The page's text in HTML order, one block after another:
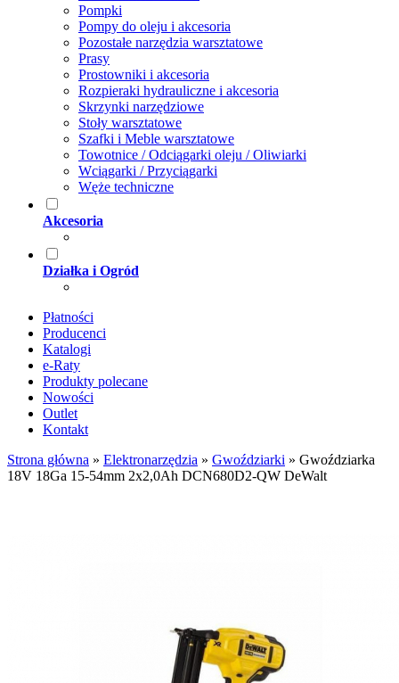
Pompki
Pompy do oleju i akcesoria
Pozostałe narzędzia warsztatowe
Prasy
Prostowniki i akcesoria
Rozpieraki hydrauliczne i akcesoria
Skrzynki narzędziowe
Stoły warsztatowe
Szafki i Meble warsztatowe
Towotnice / Odciągarki oleju / Oliwiarki
Wciągarki / Przyciągarki
Węże techniczne
Akcesoria
Działka i Ogród
Płatności
Producenci
Katalogi
e-Raty
Produkty polecane
Nowości
Outlet
Kontakt
Strona główna » Elektronarzędzia » Gwoździarki » Gwoździarka
18V 18Ga 15-54mm 2x2,0Ah DCN680D2-QW DeWalt